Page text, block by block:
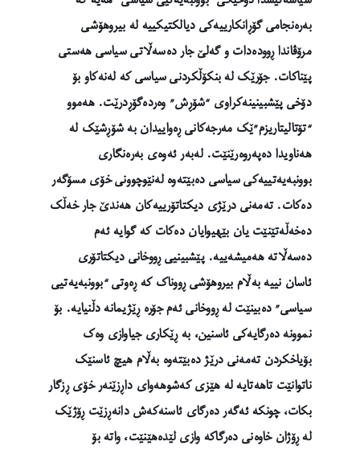
بەرەنجامی گۆڕانکارییەکی دیالکتیکییە لە بیروهۆشی
مرۆڤاندا ڕوودەدات و گەلێ جار دەسەڵاتی سیاسی هەستی
پێناکات. جۆرێک لە بنکۆڵکردنی سیاسی کە لەنەکاو بۆ
دۆخی پێشبینینەکراوی “شۆڕش” وەردەگۆڕدرێت. هەموو
“تۆتالیتاریزم”ێک مەرجەکانی ڕەواییدان بە شۆڕشێک لە
هەناویدا دەپەروەرێنێت. لەبەر ئەوەی بەرەنگاری
بوونبەیەتییەکی سیاسی دەبێتەوە لەنێوچوونی خۆی مسۆگەر
دەکات. تەمەنی درێژی دیکتاتۆرییەکان هەندێ جار خەڵک
دەخەڵەتێنێت یان بێهیوایان دەکات کە گوایە ئەم
دەسەڵاتە هەمیشەییە. پێشبینیی ڕووخانی دیکتاتۆری
ئاسان نییە بەڵام بیروهۆشی ڕووناک کە ڕەوتی “بوونبەیەتیی
سیاسی” دەبینێت لە ڕووخانی ئەم جۆرە ڕێژیمانە دڵنیایە. بۆ
نموونە دەرگایەکی ئاسنین، بە ڕێکاری جیاوازی وەک
بۆیاخکردن تەمەنی درێژ دەبێتەوە بەڵام هیچ ئاسنێک
ناتوانێت تاهەتایە لە هێزی کەشوهەوای داڕزێنەر خۆی ڕزگار
بکات، چونکە ئەگەر دەرگای ئاسنەکەش دانەڕزێت ڕۆژێک
لە ڕۆژان خاوەنی دەرگاکە وازی لێدەهێنێت، واتە بۆ